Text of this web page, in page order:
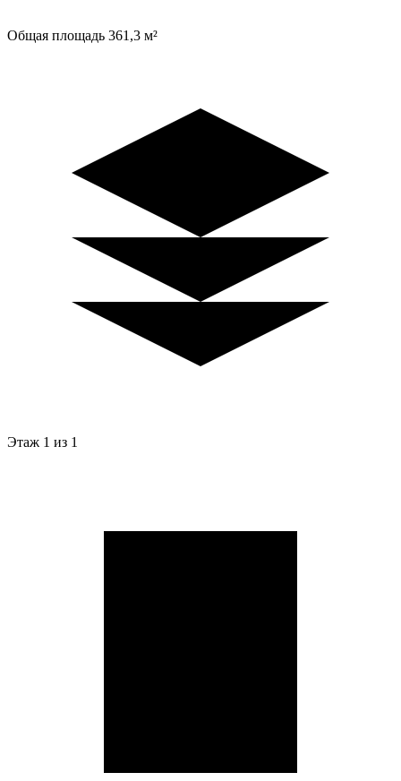
Общая площадь 361,3 м²
Этаж 1 из 1